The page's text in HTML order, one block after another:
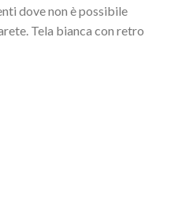
dove non è possibile
Tela bianca con retro